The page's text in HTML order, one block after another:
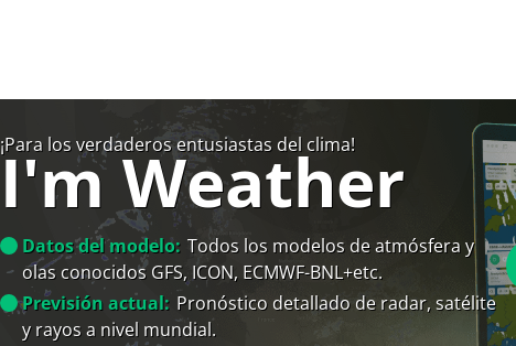
¡Para los verdaderos entusiastas del clima!
I'm Weather
Datos del modelo: Todos los modelos de atmósfera y
olas conocidos GFS, ICON, ECMWF-BNL+etc.
Previsión actual: Pronóstico detallado de radar, satélite
y rayos a nivel mundial.